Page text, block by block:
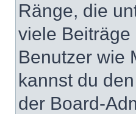
Ränge, die
viele
Benutzer wie
kannst du
der Board-